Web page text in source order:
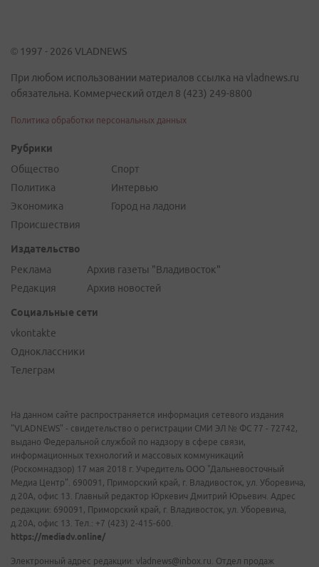
© 1997 - 2026 VLADNEWS
При любом использовании материалов ссылка на vladnews.ru
обязательна. Коммерческий отдел 8 (423) 249-8800
Политика обработки персональных данных
Рубрики
Общество
Политика
Экономика
Происшествия
Спорт
Интервью
Город на ладони
Издательство
Реклама
Редакция
Архив газеты "Владивосток"
Архив новостей
Социальные сети
vkontakte
Одноклассники
Телеграм
На данном сайте распространяется информация сетевого издания
"VLADNEWS" - свидетельство о регистрации СМИ ЭЛ № ФС 77 - 72742,
выдано Федеральной службой по надзору в сфере связи,
информационных технологий и массовых коммуникаций
(Роскомнадзор) 17 мая 2018 г. Учредитель ООО "Дальневосточный
Медиа Центр". 690091, Приморский край, г. Владивосток, ул. Уборевича,
д.20А, офис 13. Главный редактор Юркевич Дмитрий Юрьевич. Адрес
редакции: 690091, Приморский край, г. Владивосток, ул. Уборевича,
д.20А, офис 13. Тел.: +7 (423) 2-415-600.
https://mediadv.online/
Электронный адрес редакции: vladnews@inbox.ru. Отдел продаж